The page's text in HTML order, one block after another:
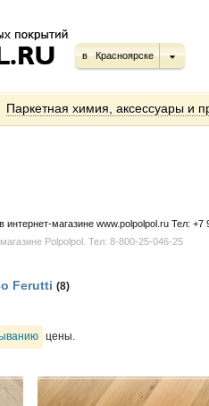
в Красноярске
Паркетная химия, аксессуары и
магазине www.polpolpol.ru Тел:
Polpolpol. Тел: 8-800-25-046-25
Ferutti (8)
цены.